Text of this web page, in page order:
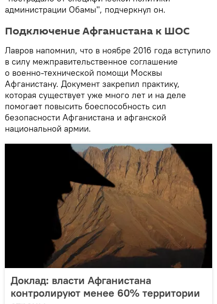
администрации Обамы", подчеркнул он.
Подключение Афганистана к ШОС
Лавров напомнил, что в ноябре 2016 года вступило
в силу межправительственное соглашение
о военно-технической помощи Москвы
Афганистану. Документ закрепил практику,
которая существует уже много лет и на деле
помогает повысить боеспособность сил
безопасности Афганистана и афганской
национальной армии.
Доклад: власти Афганистана
контролируют менее 60% территории